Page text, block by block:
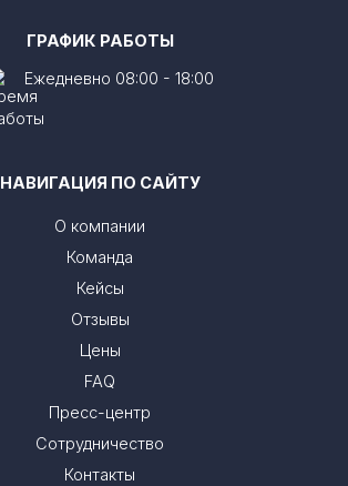
НАВИГАЦИЯ ПО САЙТУ
О компании
Команда
Кейсы
Отзывы
Цены
FAQ
Пресс-центр
Сотрудничество
Контакты
ГРАФИК РАБОТЫ
Ежедневно 08:00 - 18:00